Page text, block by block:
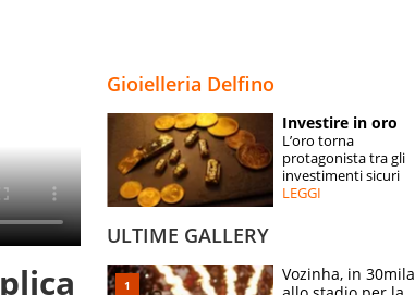
SPECIALI
ESPERTI
Gioielleria Delfino
Investire in oro
L’oro torna
protagonista tra gli
investimenti sicuri
LEGGI
ULTIME GALLERY
Vozinha, in 30mila